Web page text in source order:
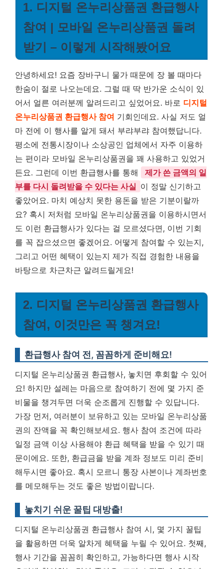
1. 디지털 온누리상품권 환급행사
참여 | 모바일 온누리상품권 돌려
받기 – 이렇게 시작해봤어요
안녕하세요! 요즘 장바구니 물가 때문에 장 볼 때마다
한숨이 절로 나오는데요. 그럴 때 딱 반가운 소식이 있
어서 얼른 여러분께 알려드리고 싶었어요. 바로 디지털
온누리상품권 환급행사 참여 기회인데요. 사실 저도 얼
마 전에 이 행사를 알게 돼서 부랴부랴 참여했답니다.
평소에 전통시장이나 소상공인 업체에서 자주 이용하
는 편이라 모바일 온누리상품권을 꽤 사용하고 있었거
든요. 그런데 이번 환급행사를 통해
제가 쓴 금액의 일
부를 다시 돌려받을 수 있다는 사실 이 정말 신기하고
좋았어요. 마치 예상치 못한 용돈을 받은 기분이랄까
요? 혹시 저처럼 모바일 온누리상품권을 이용하시면서
도 이런 환급행사가 있다는 걸 모르셨다면, 이번 기회
를 꼭 잡으셨으면 좋겠어요. 어떻게 참여할 수 있는지,
그리고 어떤 혜택이 있는지 제가 직접 경험한 내용을
바탕으로 차근차근 알려드릴게요!
2. 디지털 온누리상품권 환급행사
참여, 이것만은 꼭 챙겨요!
환급행사 참여 전, 꼼꼼하게 준비해요!
디지털 온누리상품권 환급행사, 놓치면 후회할 수 있어
요! 하지만 설레는 마음으로 참여하기 전에 몇 가지 준
비물을 챙겨두면 더욱 순조롭게 진행할 수 있답니다.
가장 먼저, 여러분이 보유하고 있는 모바일 온누리상품
권의 잔액을 꼭 확인해보세요. 행사 참여 조건에 따라
일정 금액 이상 사용해야 환급 혜택을 받을 수 있기 때
문이에요. 또한, 환급금을 받을 계좌 정보도 미리 준비
해두시면 좋아요. 혹시 모르니 통장 사본이나 계좌번호
를 메모해두는 것도 좋은 방법이랍니다.
놓치기 쉬운 꿀팁 대방출!
디지털 온누리상품권 환급행사 참여 시, 몇 가지 꿀팁
을 활용하면 더욱 알차게 혜택을 누릴 수 있어요. 첫째,
행사 기간을 꼼꼼히 확인하고, 가능하다면 행사 시작